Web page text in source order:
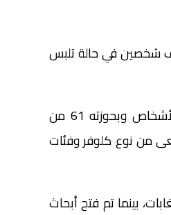
شخصين في حالة تلبس
أما العملية الأمنية الثانية فقد تم تنفيذها بمدينة مراكش، ومكنت من ضبط أحد الأشخاص وبحوزته 61 من
تهدد سلامة الأشخاص، من بينها 13 أفعى من نوع كوبرا و36 أفعى من نوع كلوفر وفئات
بينما تم فتح أبحاث